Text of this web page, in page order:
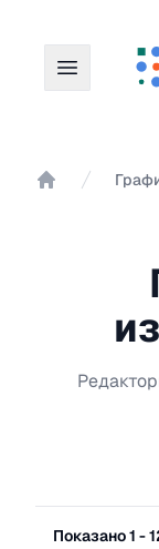
Показано 1 -